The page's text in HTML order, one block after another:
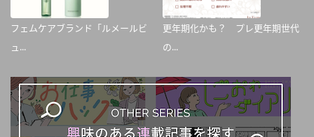
フェムケアブランド「ルメールビ
ュ...
更年期化かも？ プレ更年期世代
の...